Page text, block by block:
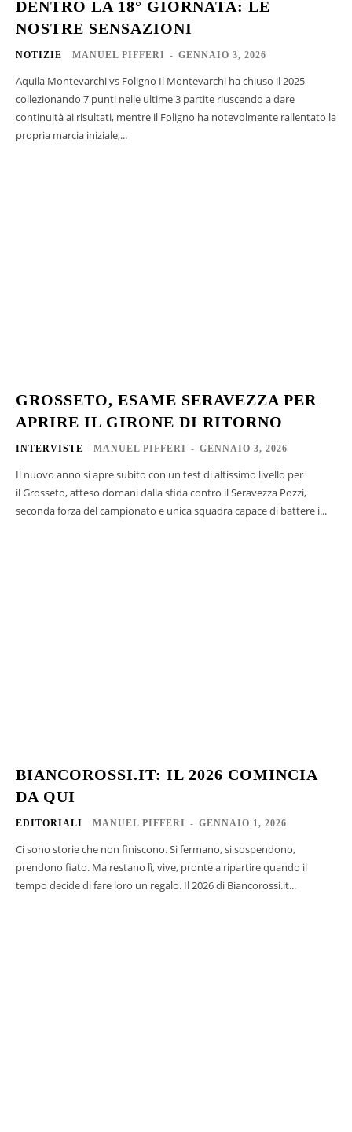
DENTRO LA 18° GIORNATA: LE
NOSTRE SENSAZIONI
NOTIZIE MANUEL PIFFERI - GENNAIO 3, 2026
Aquila Montevarchi vs Foligno Il Montevarchi ha chiuso il 2025
collezionando 7 punti nelle ultime 3 partite riuscendo a dare
continuità ai risultati, mentre il Foligno ha notevolmente rallentato la
propria marcia iniziale,...
GROSSETO, ESAME SERAVEZZA PER
APRIRE IL GIRONE DI RITORNO
INTERVISTE MANUEL PIFFERI - GENNAIO 3, 2026
Il nuovo anno si apre subito con un test di altissimo livello per
il Grosseto, atteso domani dalla sfida contro il Seravezza Pozzi,
seconda forza del campionato e unica squadra capace di battere i...
BIANCOROSSI.IT: IL 2026 COMINCIA
DA QUI
EDITORIALI MANUEL PIFFERI - GENNAIO 1, 2026
Ci sono storie che non finiscono. Si fermano, si sospendono,
prendono fiato. Ma restano lì, vive, pronte a ripartire quando il
tempo decide di fare loro un regalo. Il 2026 di Biancorossi.it...